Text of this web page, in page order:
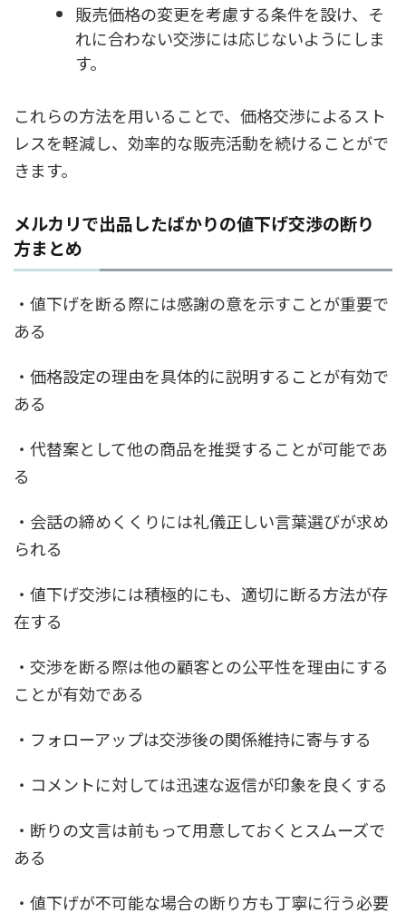
販売価格の変更を考慮する条件を設け、そ
れに合わない交渉には応じないようにしま
す。
これらの方法を用いることで、価格交渉によるスト
レスを軽減し、効率的な販売活動を続けることがで
きます。
メルカリで出品したばかりの値下げ交渉の断り
方まとめ
・値下げを断る際には感謝の意を示すことが重要で
ある
・価格設定の理由を具体的に説明することが有効で
ある
・代替案として他の商品を推奨することが可能であ
る
・会話の締めくくりには礼儀正しい言葉選びが求め
られる
・値下げ交渉には積極的にも、適切に断る方法が存
在する
・交渉を断る際は他の顧客との公平性を理由にする
ことが有効である
・フォローアップは交渉後の関係維持に寄与する
・コメントに対しては迅速な返信が印象を良くする
・断りの文言は前もって用意しておくとスムーズで
ある
・値下げが不可能な場合の断り方も丁寧に行う必要